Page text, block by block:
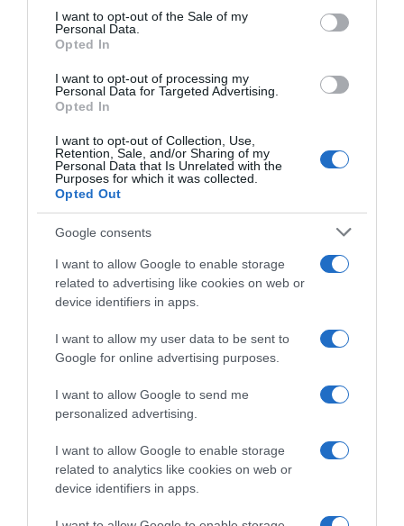
consent section.
I want to opt-out of the Sale of my
Personal Data.
Opted In
I want to opt-out of processing my
Personal Data for Targeted Advertising.
Opted In
I want to opt-out of Collection, Use,
Retention, Sale, and/or Sharing of my
Personal Data that Is Unrelated with the
Purposes for which it was collected.
Opted Out
Google consents
I want to allow Google to enable storage
related to advertising like cookies on web or
device identifiers in apps.
I want to allow my user data to be sent to
Google for online advertising purposes.
I want to allow Google to send me
personalized advertising.
I want to allow Google to enable storage
related to analytics like cookies on web or
device identifiers in apps.
ΔΙΕΘΝΗ
Εξαρθρώθηκε μεγάλο κύκλωμα
διακινητών στην Ισπανία –
Μετέφεραν ναρκωτικά προς την
Αλγερία και μετανάστες προς την
Ευρώπη
Οι ισπανικές αρχές προχώρησαν σε 78 συλλήψεις - Πώς
γίνονταν οι επικίνδυνες θαλάσσιες διελεύσεις